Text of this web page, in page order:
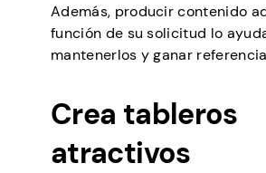
Además, producir contenido
función de su solicitud lo
mantenerlos y ganar
Crea tableros
atractivos